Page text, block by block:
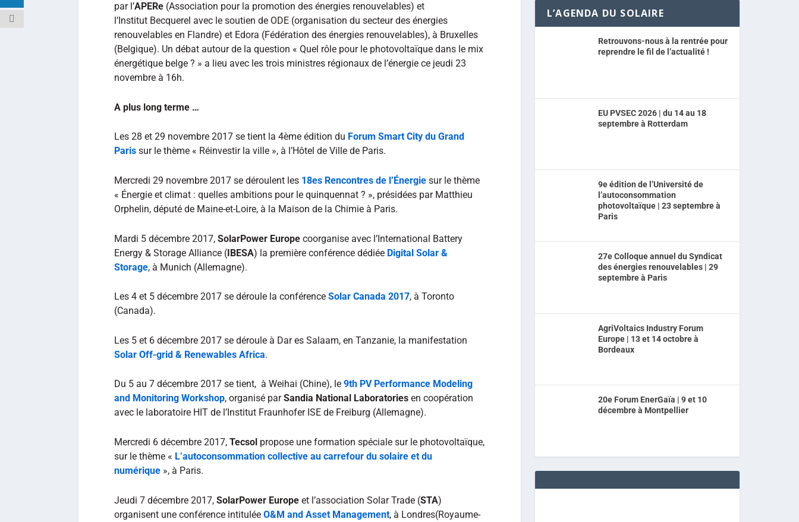
par l’APERe (Association pour la promotion des énergies renouvelables) et
l’Institut Becquerel avec le soutien de ODE (organisation du secteur des énergies
renouvelables en Flandre) et Edora (Fédération des énergies renouvelables), à Bruxelles
(Belgique). Un débat autour de la question « Quel rôle pour le photovoltaïque dans le mix
énergétique belge ? » a lieu avec les trois ministres régionaux de l’énergie ce jeudi 23
novembre à 16h.
A plus long terme …
Les 28 et 29 novembre 2017 se tient la 4ème édition du Forum Smart City du Grand
Paris sur le thème « Réinvestir la ville », à l’Hôtel de Ville de Paris.
Mercredi 29 novembre 2017 se déroulent les 18es Rencontres de l’Énergie sur le thème
« Énergie et climat : quelles ambitions pour le quinquennat ? », présidées par Matthieu
Orphelin, député de Maine-et-Loire, à la Maison de la Chimie à Paris.
Mardi 5 décembre 2017, SolarPower Europe coorganise avec l’International Battery
Energy & Storage Alliance (IBESA) la première conférence dédiée Digital Solar &
Storage, à Munich (Allemagne).
Les 4 et 5 décembre 2017 se déroule la conférence Solar Canada 2017, à Toronto
(Canada).
Les 5 et 6 décembre 2017 se déroule à Dar es Salaam, en Tanzanie, la manifestation
Solar Off-grid & Renewables Africa.
Du 5 au 7 décembre 2017 se tient, à Weihai (Chine), le 9th PV Performance Modeling
and Monitoring Workshop, organisé parSandia National Laboratories en coopération
avec le laboratoire HIT de l’Institut Fraunhofer ISE de Freiburg (Allemagne).
Mercredi 6 décembre 2017, Tecsol propose une formation spéciale sur le photovoltaïque,
sur le thème « L’autoconsommation collective au carrefour du solaire et du
numérique », à Paris.
Jeudi 7 décembre 2017, SolarPower Europe et l’association Solar Trade (STA)
organisent une conférence intitulée O&M and Asset Management, à Londres(Royaume-
L’AGENDA DU SOLAIRE
Retrouvons-nous à la rentrée pour
reprendre le fil de l’actualité !
EU PVSEC 2026 | du 14 au 18
septembre à Rotterdam
9e édition de l’Université de
l’autoconsommation
photovoltaïque | 23 septembre à
Paris
27e Colloque annuel du Syndicat
des énergies renouvelables | 29
septembre à Paris
AgriVoltaics Industry Forum
Europe | 13 et 14 octobre à
Bordeaux
20e Forum EnerGaïa | 9 et 10
décembre à Montpellier